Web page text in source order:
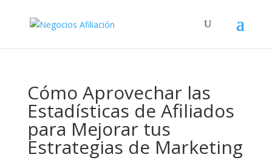
Cómo Aprovechar las
Estadísticas de Afiliados
para Mejorar tus
Estrategias de Marketing